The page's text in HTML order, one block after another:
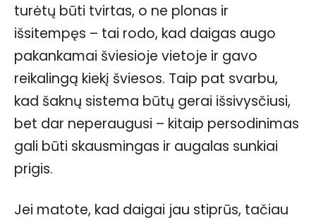
turėtų būti tvirtas, o ne plonas ir
išsitempęs – tai rodo, kad daigas augo
pakankamai šviesioje vietoje ir gavo
reikalingą kiekį šviesos. Taip pat svarbu,
kad šaknų sistema būtų gerai išsivysčiusi,
bet dar neperaugusi – kitaip persodinimas
gali būti skausmingas ir augalas sunkiai
prigis.
Jei matote, kad daigai jau stiprūs, tačiau